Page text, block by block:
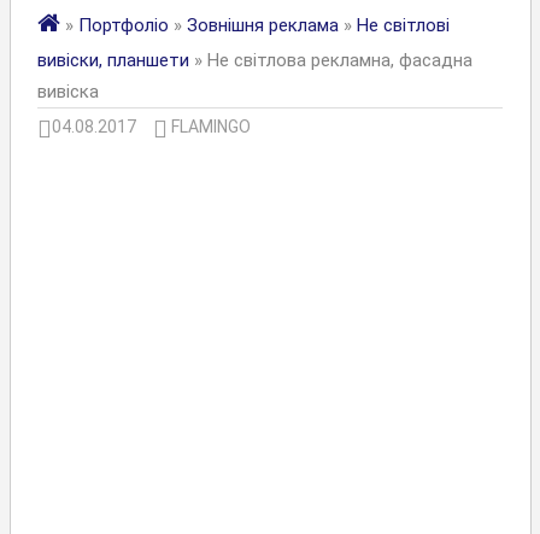
» Портфоліо » Зовнішня реклама » Не світлові
вивіски, планшети » Не світлова рекламна, фасадна
вивіска
04.08.2017 FLAMINGO